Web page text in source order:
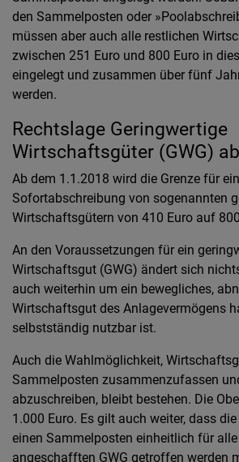
den Sammelposten oder
müssen aber auch alle restlichen
zwischen 251 Euro und 800 Euro in
eingelegt und zusammen über fünf
werden.
Rechtslage Geringwertige
Wirtschaftsgüter (GWG)
Ab dem 1.1.2018 wird die Grenze für
Sofortabschreibung von sogenannten
Wirtschaftsgütern von 410 Euro auf
An den Voraussetzungen für ein
Wirtschaftsgut (GWG) ändert sich
auch weiterhin um ein bewegliches,
Wirtschaftsgut des Anlagevermögens
selbstständig nutzbar ist.
Auch die Wahlmöglichkeit,
Sammelposten zusammenzufassen
abzuschreiben, bleibt bestehen. Die
1.000 Euro. Es gilt auch weiter, dass
einen Sammelposten einheitlich für
angeschafften GWG getroffen werden